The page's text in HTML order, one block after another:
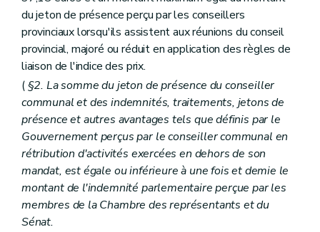
Section 3 Les associations intercommunales
Art. L1512-3
Art. L1512-4
Art. L1512-5
Section 4 Dispositions communes
Art. L1512-6
Titre II Modalités de fonctionnement
Chapitre premier Les conventions entre communes
Art. L1521-1
Art. L1521-2
Art. L1521-3
Chapitre II Les associations de projet
Art. L1522-1
Art. L1522-2
Art. L1522-3
Art. L1522-4
du jeton de présence perçu par les conseillers
provinciaux lorsqu'ils assistent aux réunions du conseil
provincial, majoré ou réduit en application des règles de
liaison de l'indice des prix.
( §2. La somme du jeton de présence du conseiller
communal et des indemnités, traitements, jetons de
présence et autres avantages tels que définis par le
Gouvernement perçus par le conseiller communal en
rétribution d'activités exercées en dehors de son
mandat, est égale ou inférieure à une fois et demie le
montant de l'indemnité parlementaire perçue par les
membres de la Chambre des représentants et du
Sénat.